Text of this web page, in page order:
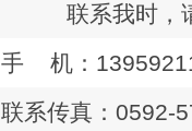
联系我时，
手 机：
联系传真：0592-